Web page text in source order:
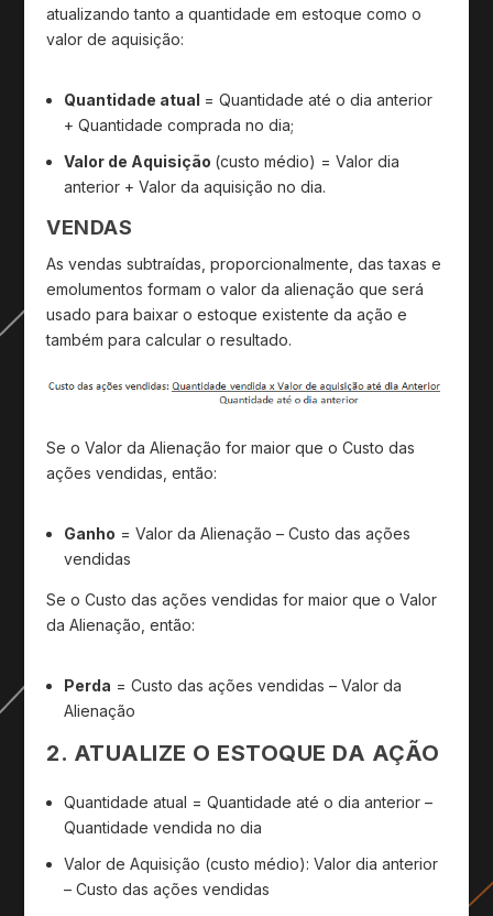
atualizando tanto a quantidade em estoque como o
valor de aquisição:
Quantidade atual = Quantidade até o dia anterior
+ Quantidade comprada no dia;
Valor de Aquisição (custo médio) = Valor dia
anterior + Valor da aquisição no dia.
VENDAS
As vendas subtraídas, proporcionalmente, das taxas e
emolumentos formam o valor da alienação que será
usado para baixar o estoque existente da ação e
também para calcular o resultado.
Se o Valor da Alienação for maior que o Custo das
ações vendidas, então:
Ganho = Valor da Alienação – Custo das ações
vendidas
Se o Custo das ações vendidas for maior que o Valor
da Alienação, então:
Perda = Custo das ações vendidas – Valor da
Alienação
2. ATUALIZE O ESTOQUE DA AÇÃO
Quantidade atual = Quantidade até o dia anterior –
Quantidade vendida no dia
Valor de Aquisição (custo médio): Valor dia anterior
– Custo das ações vendidas